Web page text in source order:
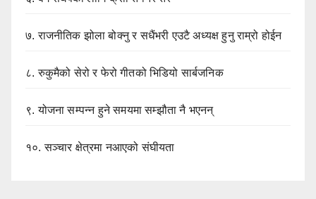
७.राजनीतिक झोला बोक्नु र सधैंभरी एउटै अध्यक्ष हुनु राम्रो होईन
८.रुकुमैको सेरो र फेरो गीतको भिडियो सार्बजनिक
९.योजना सम्पन्न हुने समयमा सम्झौता नै भएनन्
१०.सञ्चार क्षेत्रमा नआएको संघीयता